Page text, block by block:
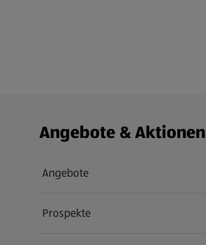
Fußzeilenmenü - weitere Links
Angebote & Aktionen
Angebote
Prospekte